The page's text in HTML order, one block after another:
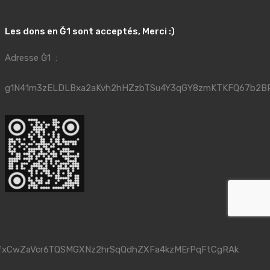
Les dons en Ğ1 sont acceptés, Merci :)
Adresse Ğ1 :